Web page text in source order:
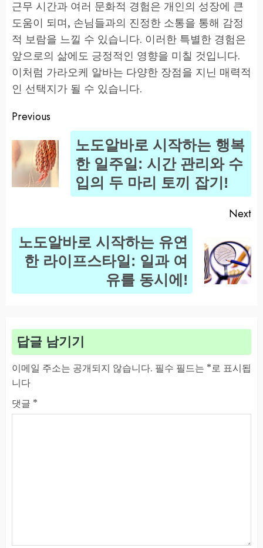
근무 시간과 여러 문화적 경험은 개인의 성장에 큰
도움이 되며, 손님들과의 진정한 소통을 통해 감정
적 보람을 느낄 수 있습니다. 이러한 특별한 경험은
앞으로의 삶에도 긍정적인 영향을 미칠 것입니다.
이처럼 가라오케 알바는 다양한 장점을 지닌 매력적
인 선택지가 될 수 있습니다.
Post
navigation
Previous
노도알바로 시작하는 행복
한 일주일: 시간 관리와 수
입의 두 마리 토끼 잡기!
Next
Next
노도알바로 시작하는 유연
한 라이프스타일: 일과 여
유를 동시에!
답글 남기기
이메일 주소는 공개되지 않습니다. 필수 필드는 *로 표시됩
니다
댓글 *